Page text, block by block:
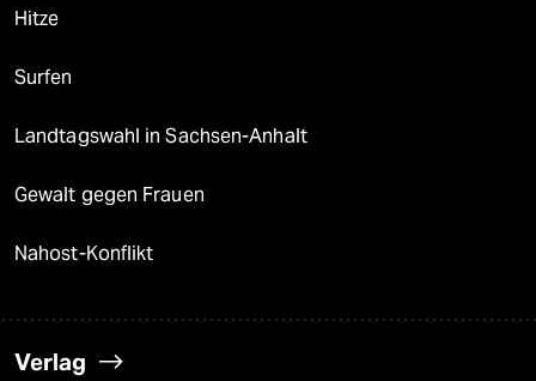
Hitze
Surfen
Landtagswahl in Sachsen-Anhalt
Gewalt gegen Frauen
Nahost-Konflikt
Verlag